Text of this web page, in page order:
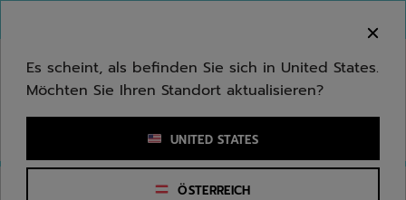
Stichwort oder Artikelnummer eingeben
Es scheint, als befinden Sie sich in United States.
Möchten Sie Ihren Standort aktualisieren?
UNITED STATES
ÖSTERREICH